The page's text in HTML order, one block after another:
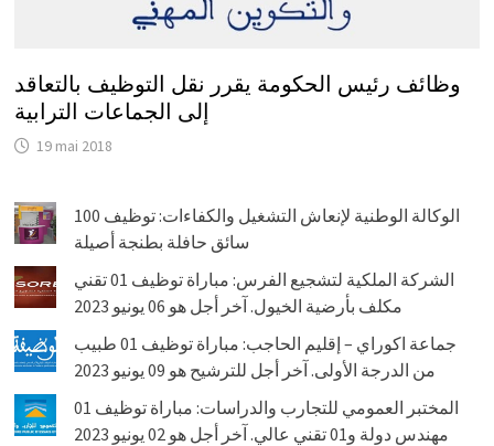
وظائف رئيس الحكومة يقرر نقل التوظيف بالتعاقد
إلى الجماعات الترابية
19 mai 2018
الوكالة الوطنية لإنعاش التشغيل والكفاءات: توظيف 100
سائق حافلة بطنجة أصيلة
الشركة الملكية لتشجيع الفرس: مباراة توظيف 01 تقني
مكلف بأرضية الخيول. آخر أجل هو 06 يونيو 2023
جماعة اكوراي – إقليم الحاجب: مباراة توظيف 01 طبيب
من الدرجة الأولى. آخر أجل للترشيح هو 09 يونيو 2023
المختبر العمومي للتجارب والدراسات: مباراة توظيف 01
مهندس دولة و01 تقني عالي. آخر أجل هو 02 يونيو 2023